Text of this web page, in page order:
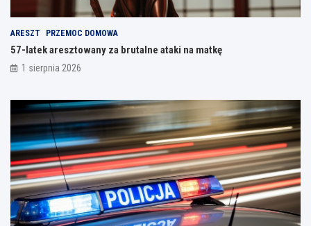
ARESZT PRZEMOC DOMOWA
57-latek aresztowany za brutalne ataki na matkę
1 sierpnia 2026